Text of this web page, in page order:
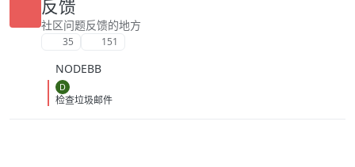
反馈
社区问题反馈的地方
35 151
NODEBB
D
检查垃圾邮件